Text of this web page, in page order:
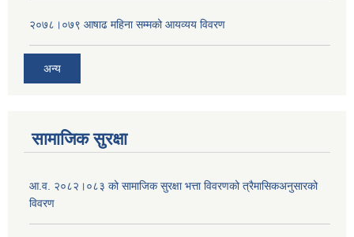
२०७८।०७९ आषाढ महिना सम्मको आयव्यय विवरण
अन्य
सामाजिक सुरक्षा
आ.व. २०८२।०८३ को सामाजिक सुरक्षा भत्ता विवरणको त्रैमासिकअनुसारको
विवरण